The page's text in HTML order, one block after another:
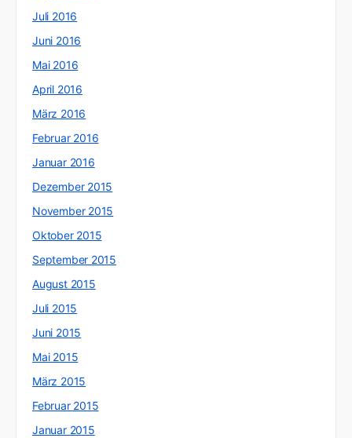
Juli 2016
Juni 2016
Mai 2016
April 2016
März 2016
Februar 2016
Januar 2016
Dezember 2015
November 2015
Oktober 2015
September 2015
August 2015
Juli 2015
Juni 2015
Mai 2015
März 2015
Februar 2015
Januar 2015